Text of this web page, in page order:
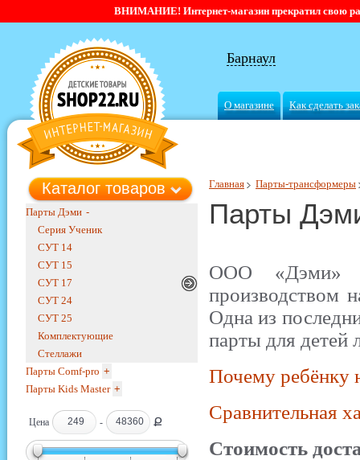
ВНИМАНИЕ! Интернет-магазин прекратил свою
Барнаул
О магазине Как сделать
Главная Парты-трансформеры
Парты
ООО «Дэми»
производством
Одна из
парты для детей
Почему ребёнку
Сравнительная
Стоимость
Каталог товаров
Парты Дэми -
Серия Ученик
СУТ 14
СУТ 15
СУТ 17
СУТ 24
СУТ 25
Комплектующие
Стеллажи
Парты Comf-pro +
Парты Kids Master +
Цена - Ք